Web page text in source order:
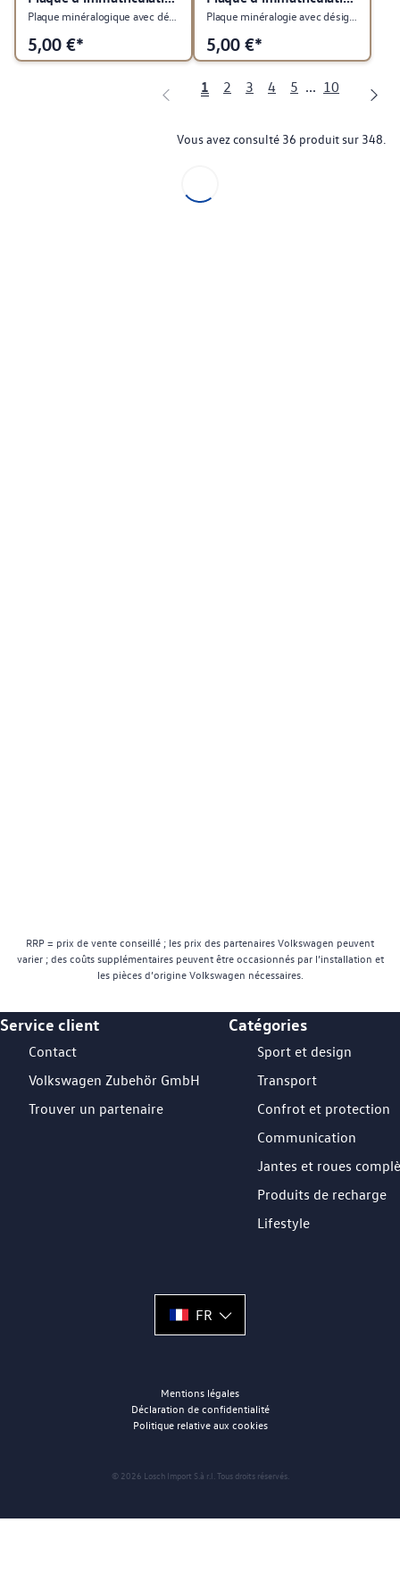
5,00 €* 5,00 €*
1 2 3 4 5 ... 10
Vous avez consulté 36 produit sur 348.
RRP = prix de vente conseillé ; les prix des partenaires Volkswagen peuvent
varier ; des coûts supplémentaires peuvent être occasionnés par l’installation et
les pièces d’origine Volkswagen nécessaires.
Footer Teaser
Service client
Contact
Volkswagen Zubehör GmbH
Trouver un partenaire
Catégories
Sport et design
Transport
Confrot et protection
Communication
Jantes et roues
Produits de recharge
Lifestyle
FR
© 2026 Losch Import S.à r.l. Tous droits réservés.
Mentions légales
Déclaration de confidentialité
Politique relative aux cookies